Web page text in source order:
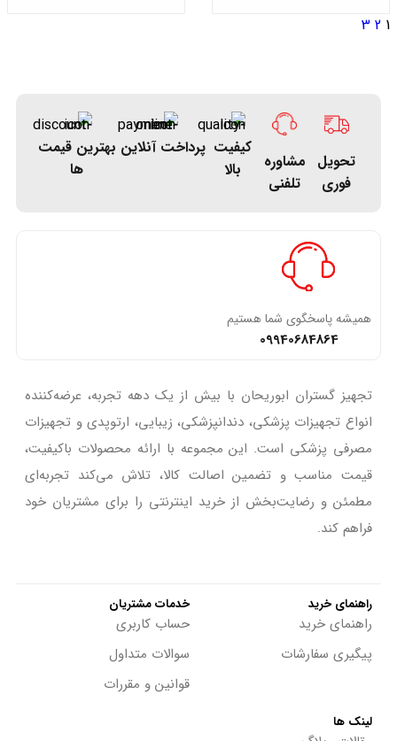
1
2
3
تحویل
فوری
مشاوره
تلفنی
کیفیت
بالا
پرداخت آنلاین بهترین قیمت
ها
تجهیز گستران ابوریحان با بیش از یک دهه تجربه، عرضه‌کننده
انواع تجهیزات پزشکی، دندانپزشکی، زیبایی، ارتوپدی و تجهیزات
مصرفی پزشکی است. این مجموعه با ارائه محصولات باکیفیت،
قیمت مناسب و تضمین اصالت کالا، تلاش می‌کند تجربه‌ای
مطمئن و رضایت‌بخش از خرید اینترنتی را برای مشتریان خود
فراهم کند.
همیشه پاسخگوی شما هستیم
09940684864
راهنمای خرید
راهنمای خرید
پیگیری سفارشات
خدمات مشتریان
حساب کاربری
سوالات متداول
قوانین و مقررات
لینک ها